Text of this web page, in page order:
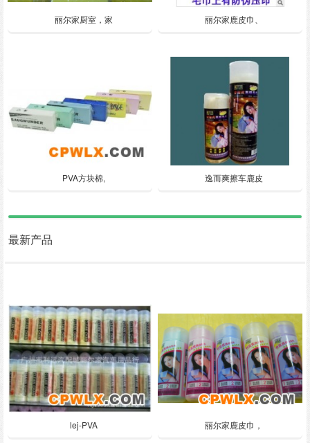
丽尔家厨室，家 丽尔家鹿皮巾、
PVA方块棉, 逸而爽擦车鹿皮
最新产品
lej-PVA 丽尔家鹿皮巾，